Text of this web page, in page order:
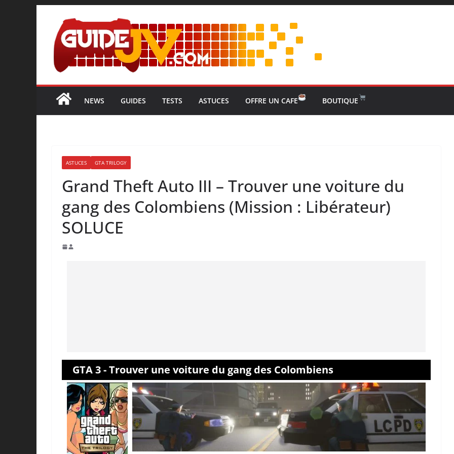
NEWS GUIDES TESTS ASTUCES OFFRE UN CAFE BOUTIQUE
ASTUCES GTA TRILOGY
Grand Theft Auto III – Trouver une voiture du
gang des Colombiens (Mission : Libérateur)
SOLUCE
GTA 3 - Trouver une voiture du gang des Colombiens